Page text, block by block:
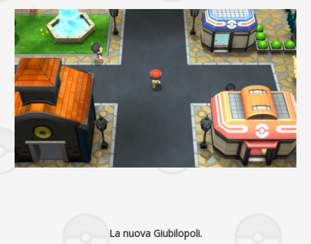
La nuova Giubilopoli.